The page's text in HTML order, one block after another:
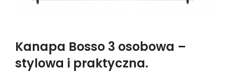
Kanapa Bosso 3 osobowa –
stylowa i praktyczna.